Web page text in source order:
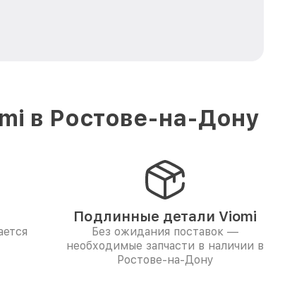
в Ростове-на-Дону
Подлинные детали Viomi
Без ожидания поставок —
необходимые запчасти в наличии в
Ростове-на-Дону